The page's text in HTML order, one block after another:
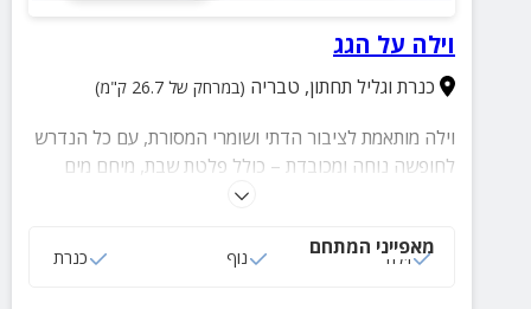
וילה על הגג
כנרת וגליל תחתון, טבריה (במרחק של 26.7 ק"מ)
וילה מותאמת לציבור הדתי ושומרי המסורת, עם כל הנדרש
לחופשה נוחה ומכובדת – כולל פלטת שבת, מיחם מים
חמים הווילה שוכנת במיקום נוח עם בית כנסת במרחק
וקדושה גם בחופשה. מקום מושלם באווירה שלווה ועם נוף
מאפייני המתחם
וילה נוף כנרת